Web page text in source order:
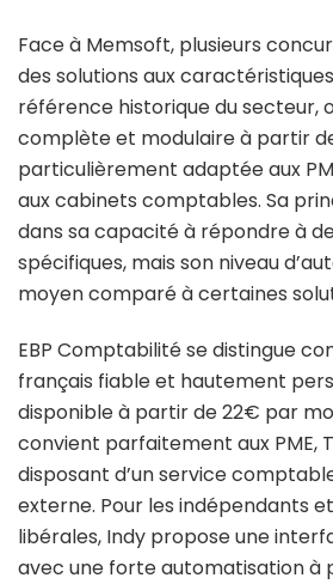
Face à Memsoft, plusieurs
des solutions aux
référence historique du secteur,
complète et modulaire à partir
particulièrement adaptée aux
aux cabinets comptables. Sa
dans sa capacité à répondre à
spécifiques, mais son niveau
moyen comparé à certaines
EBP Comptabilité se distingue
français fiable et hautement
disponible à partir de 22€ par
convient parfaitement aux PME,
disposant d’un service
externe. Pour les indépendants
libérales, Indy propose une
avec une forte automatisation à